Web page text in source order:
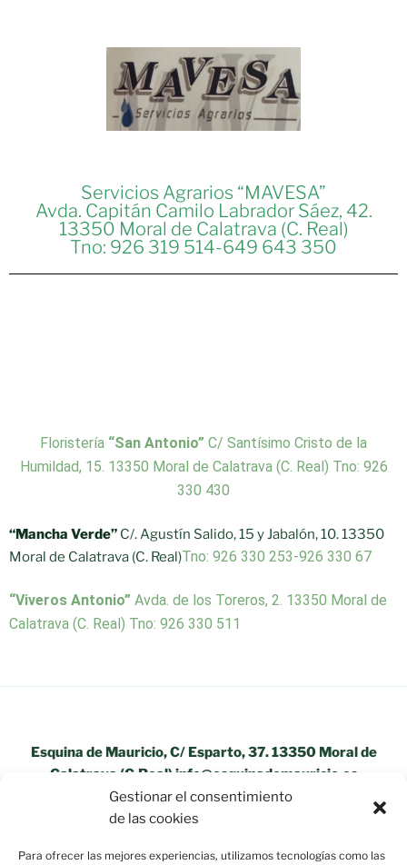
Gestionar el consentimiento
de las cookies
Para ofrecer las mejores experiencias, utilizamos tecnologías como las
Servicios Agrarios “MAVESA”
Avda. Capitán Camilo Labrador Sáez, 42.
13350 Moral de Calatrava (C. Real)
Tno: 926 319 514-649 643 350
Floristería “San Antonio” C/ Santísimo Cristo de la
Humildad, 15. 13350 Moral de Calatrava (C. Real) Tno: 926
330 430
“Mancha Verde” C/. Agustín Salido, 15 y Jabalón, 10. 13350
Moral de Calatrava (C. Real)Tno: 926 330 253-926 330 67
“Viveros Antonio” Avda. de los Toreros, 2. 13350 Moral de
Calatrava (C. Real) Tno: 926 330 511
Esquina de Mauricio, C/ Esparto, 37. 13350 Moral de
Calatrava (C.Real) info@esquinademauricio.es
«Aviso Legal»